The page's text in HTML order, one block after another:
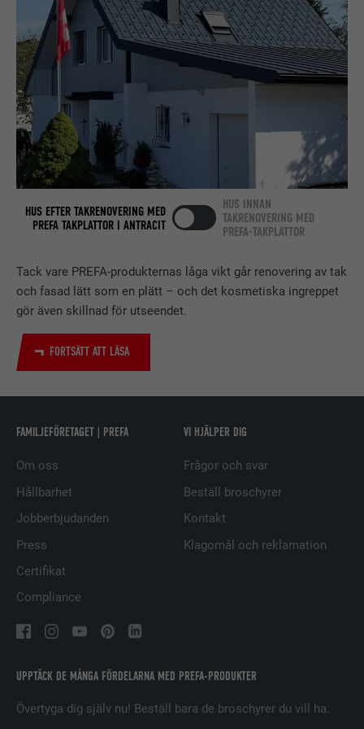
Tack vare PREFA-produkternas låga vikt går renovering av tak
och fasad lätt som en plätt – och det kosmetiska ingreppet
gör även skillnad för utseendet.
FORTSÄTT ATT LÄSA
HUS EFTER TAKRENOVERING MED
PREFA TAKPLATTOR I ANTRACIT
HUS INNAN
TAKRENOVERING MED
PREFA-TAKPLATTOR
UPPTÄCK DE MÅNGA FÖRDELARNA MED PREFA-PRODUKTER
Övertyga dig själv nu! Beställ bara de broschyrer du vill ha.
FAMILJEFÖRETAGET | PREFA
Om oss
Hållbarhet
Jobberbjudanden
Press
Certifikat
Compliance
VI HJÄLPER DIG
Frågor och svar
Beställ broschyrer
Kontakt
Klagomål och reklamation
att kakor installeras. Innehåller inga
identifieringsdetaljer.
PROCEDUR Session
Ställs in av LinkedIn när en webbsida
innehåller ett inbäddat "Följ oss"-
fönster.
EFTERNAMN bcookie
PROCEDUR 2 år
ÄNDAMÅL
Används av den sociala
nätverkstjänsten LinkedIn för att
spåra användningen av inbäddade
ÄNDAMÅL
Används av den sociala
spåra användningen av inbäddade
EFTERNAMN
LEVERANTÖRER LinkedIn
PROCEDUR 29 dagar
Används för att spåra besökare på